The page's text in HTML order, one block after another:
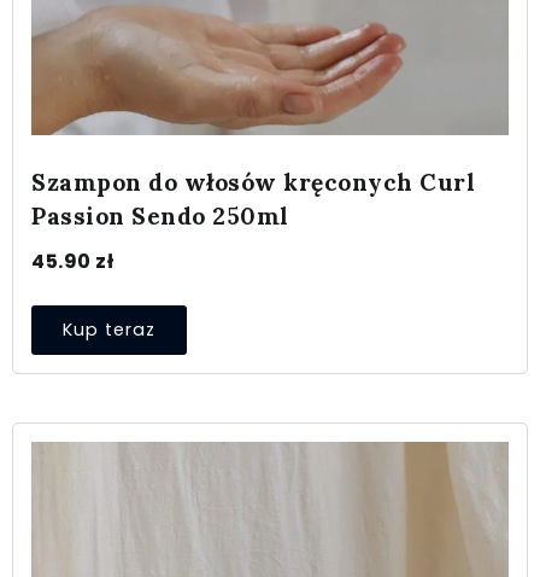
Szampon do włosów kręconych Curl
Passion Sendo 250ml
45.90 zł
Kup teraz